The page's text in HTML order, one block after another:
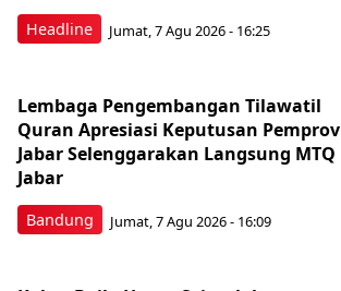
Headline Jumat, 7 Agu 2026 - 16:25
Bandung
Lembaga Pengembangan Tilawatil
Quran Apresiasi Keputusan Pemprov
Jabar Selenggarakan Langsung MTQ
Jabar
Jumat, 7 Agu 2026 - 16:09